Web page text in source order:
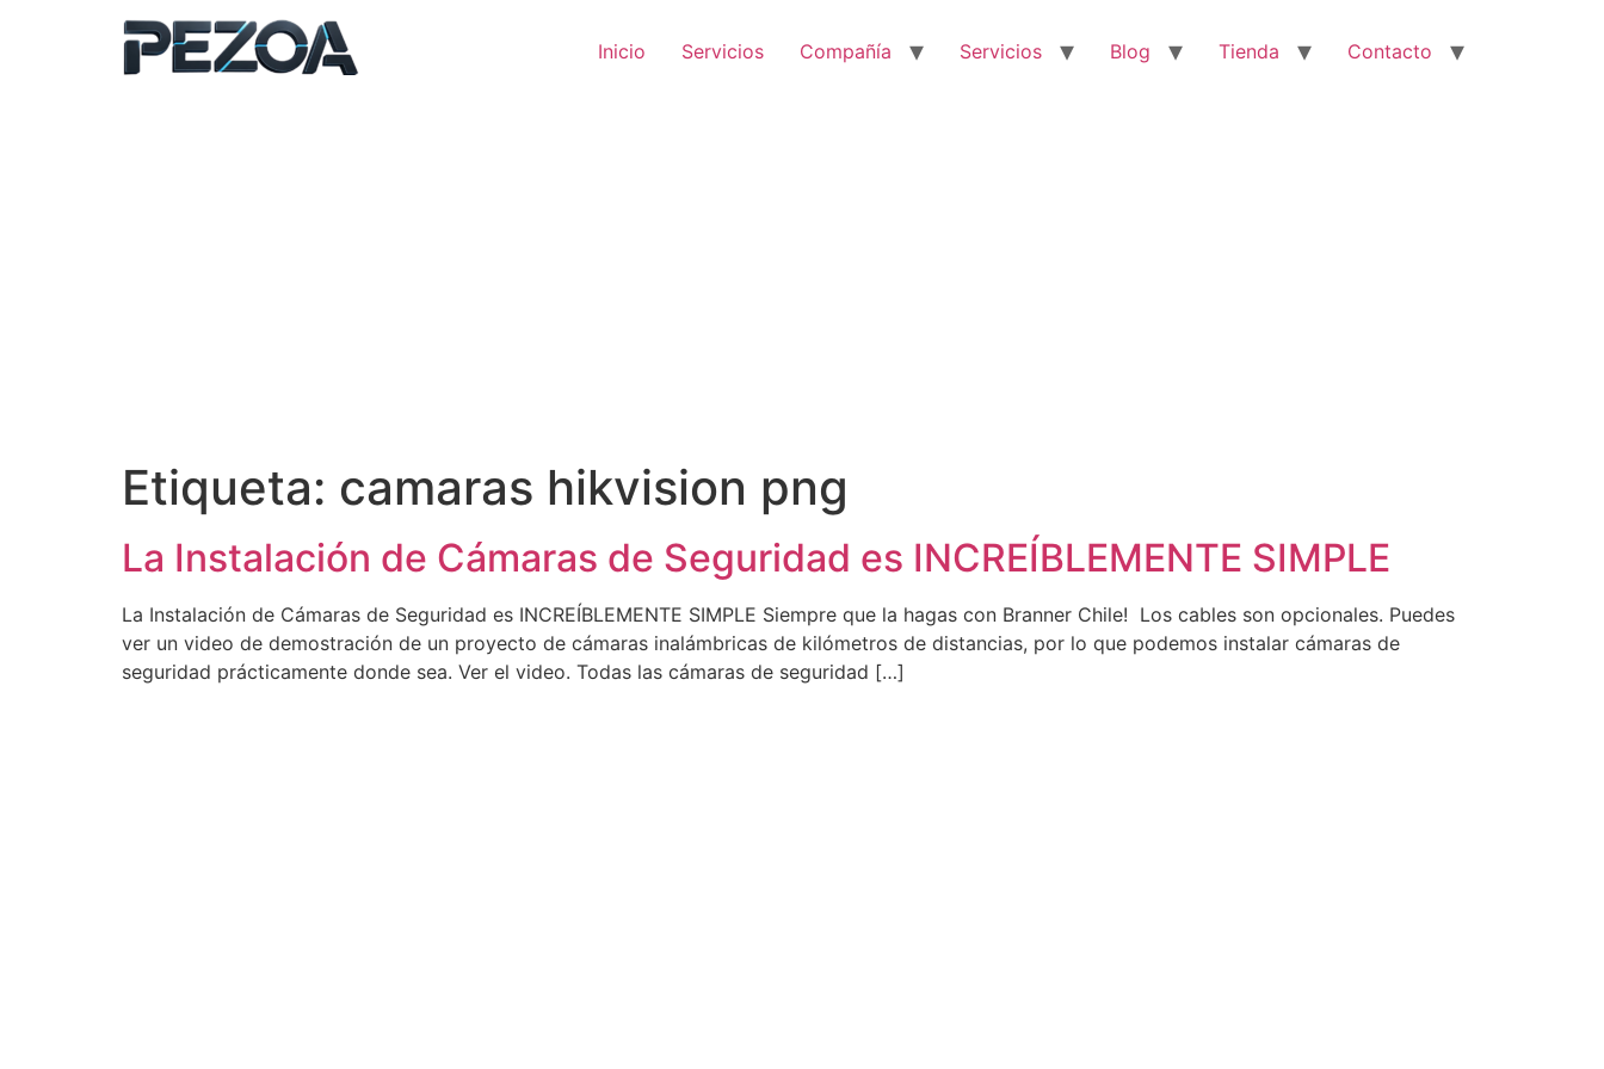
Inicio Servicios Compañía Servicios Blog Tienda Contacto
Etiqueta: camaras hikvision png
La Instalación de Cámaras de Seguridad es INCREÍBLEMENTE SIMPLE
La Instalación de Cámaras de Seguridad es INCREÍBLEMENTE SIMPLE Siempre que la hagas con Branner Chile! Los cables son opcionales. Puedes
ver un video de demostración de un proyecto de cámaras inalámbricas de kilómetros de distancias, por lo que podemos instalar cámaras de
seguridad prácticamente donde sea. Ver el video. Todas las cámaras de seguridad […]